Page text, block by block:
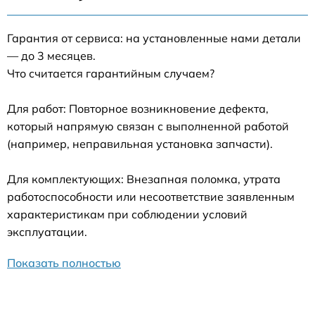
Гарантия от сервиса: на установленные нами детали
— до 3 месяцев.
Что считается гарантийным случаем?
Для работ: Повторное возникновение дефекта,
который напрямую связан с выполненной работой
(например, неправильная установка запчасти).
Для комплектующих: Внезапная поломка, утрата
работоспособности или несоответствие заявленным
характеристикам при соблюдении условий
эксплуатации.
Показать полностью